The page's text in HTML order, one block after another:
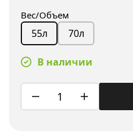
Вес/Объем
55л 70л
В наличии